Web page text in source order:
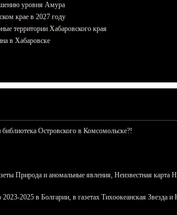
уровня Амура
крае в 2027 году
территории Хабаровского края
в Хабаровске
Островского в Комсомольске?!
Природа и аномальные явления, Неизвестная
2025 в Болгарии, в газетах Тихоокеанская Звезда